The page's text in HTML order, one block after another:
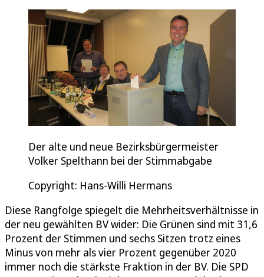
Der alte und neue Bezirksbürgermeister
Volker Spelthann bei der Stimmabgabe
Copyright: Hans-Willi Hermans
Diese Rangfolge spiegelt die Mehrheitsverhältnisse in
der neu gewählten BV wider: Die Grünen sind mit 31,6
Prozent der Stimmen und sechs Sitzen trotz eines
Minus von mehr als vier Prozent gegenüber 2020
immer noch die stärkste Fraktion in der BV. Die SPD